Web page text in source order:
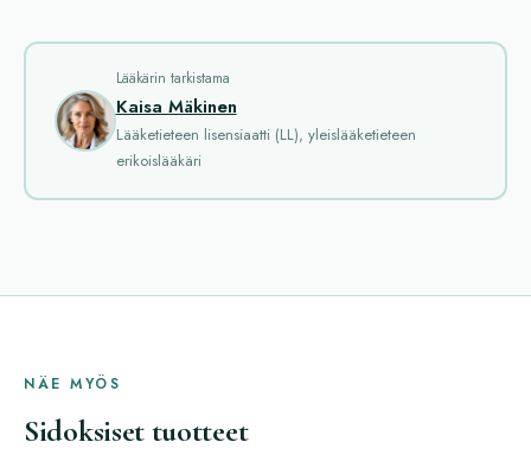
Lääkärin tarkistama
Kaisa Mäkinen
Lääketieteen lisensiaatti (LL), yleislääketieteen
erikoislääkäri
NÄE MYÖS
Sidoksiset tuotteet